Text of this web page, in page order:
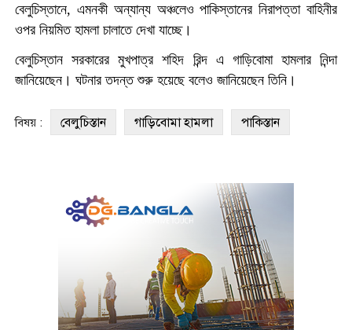
বেলুচিস্তানে, এমনকী অন্যান্য অঞ্চলেও পাকিস্তানের নিরাপত্তা বাহিনীর
ওপর নিয়মিত হামলা চালাতে দেখা যাচ্ছে।
বেলুচিস্তান সরকারের মুখপাত্র শহিদ রিন্দ এ গাড়িবোমা হামলার নিন্দা
জানিয়েছেন। ঘটনার তদন্ত শুরু হয়েছে বলেও জানিয়েছেন তিনি।
বিষয় : বেলুচিস্তান গাড়িবোমা হামলা পাকিস্তান